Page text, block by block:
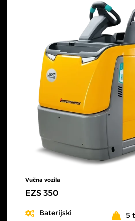
Vučna vozila
EZS 350
Baterijski
5 t